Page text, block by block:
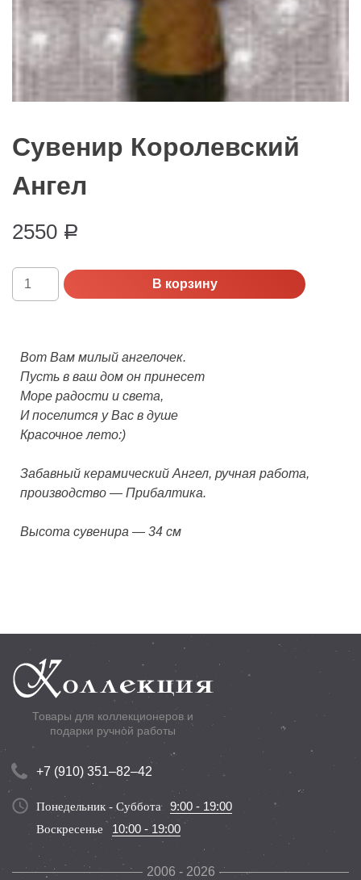
Сувенир Королевский
Ангел
2550 Р
Количество
Сувенир
В корзину
Вот Вам милый ангелочек.
Пусть в ваш дом он принесет
Море радости и света,
И поселится у Вас в душе
Красочное лето:)
Забавный керамический Ангел, ручная работа,
производство — Прибалтика.
Высота сувенира — 34 см
Товары для коллекционеров и
подарки ручной работы
+7 (910) 351–82–42
Понедельник - Суббота 9:00 - 19:00
Воскресенье 10:00 - 19:00
2006 - 2026